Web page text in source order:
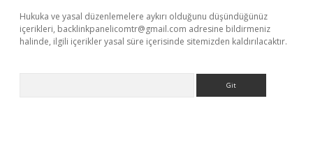
Hukuka ve yasal düzenlemelere aykırı olduğunu düşündüğünüz
içerikleri, backlinkpanelicomtr@gmail.com adresine bildirmeniz
halinde, ilgili içerikler yasal süre içerisinde sitemizden kaldırılacaktır.